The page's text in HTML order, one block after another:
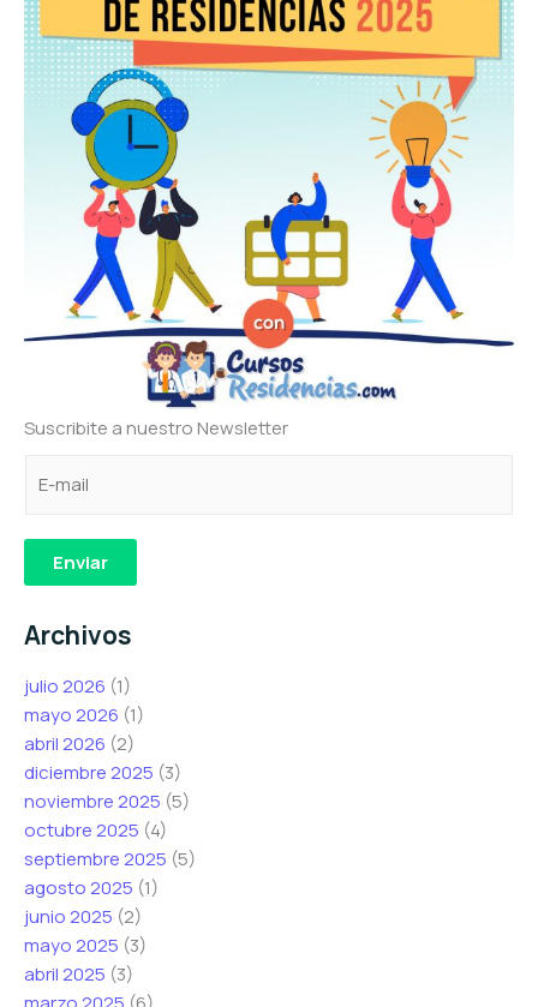
Suscribite a nuestro Newsletter
e
*
l
e
c
t
r
ó
n
i
c
o
e
e
e
c
t
r
ó
n
i
c
o
e
e
e
c
t
r
ó
n
i
c
o
*
Enviar
Archivos
julio 2026 (1)
mayo 2026 (1)
abril 2026 (2)
diciembre 2025 (3)
noviembre 2025 (5)
octubre 2025 (4)
septiembre 2025 (5)
agosto 2025 (1)
junio 2025 (2)
mayo 2025 (3)
abril 2025 (3)